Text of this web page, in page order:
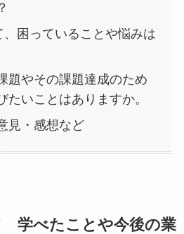
、困っていることや悩みは
題やその課題達成のため
たいことはありますか。
見・感想など
学べたことや今後の業